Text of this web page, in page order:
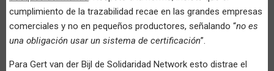
cumplimiento de la trazabilidad recae en las grandes empresas
comerciales y no en pequeños productores, señalando “no es
una obligación usar un sistema de certificación”.
Para Gert van der Bijl de Solidaridad Network esto distrae el